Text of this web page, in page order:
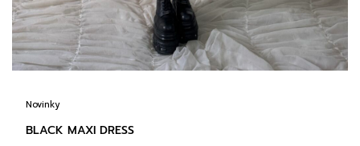
Novinky
BLACK MAXI DRESS